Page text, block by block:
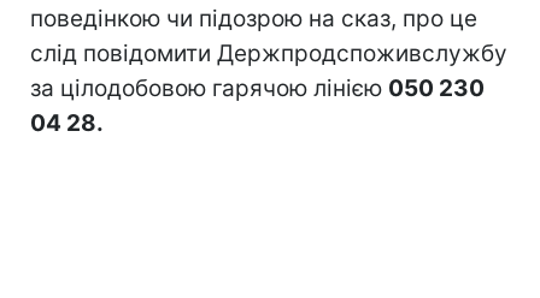
поведінкою чи підозрою на сказ, про це
слід повідомити Держпродспоживслужбу
за цілодобовою гарячою лінією 050 230
04 28.